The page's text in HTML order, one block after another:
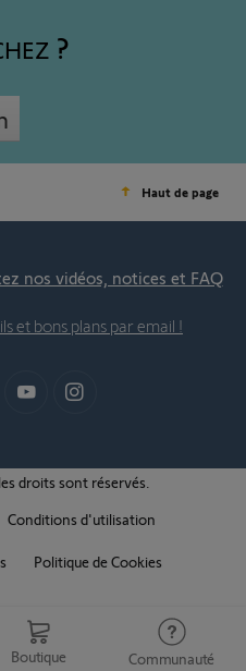
Boutique Communauté
Haut de page
nos vidéos, notices et FAQ
et bons plans par email !
droits sont réservés.
Conditions d'utilisation
Politique de Cookies